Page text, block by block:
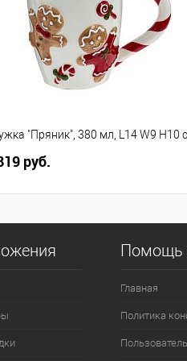
"Пряник", 380 мл, L14 W9 H10
руб.
Помощь
Главная
Политика